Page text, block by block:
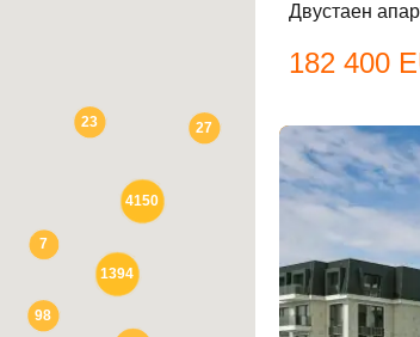
парола?
98
4150
23
1394
27
7
Двустаен
182 400